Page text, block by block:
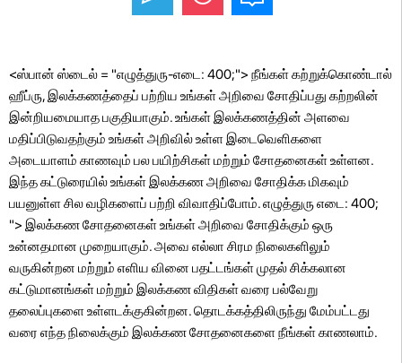
<ஸ்பான் ஸ்டைல் ​​= "எழுத்துரு-எடை: 400;"> நீங்கள் கற்றுக்கொண்டால்
ஹீப்ரு, இலக்கணத்தைப் பற்றிய உங்கள் அறிவை சோதிப்பது கற்றலின்
இன்றியமையாத பகுதியாகும். உங்கள் இலக்கணத்தின் அளவை
மதிப்பிடுவதற்கும் உங்கள் அறிவில் உள்ள இடைவெளிகளை
அடையாளம் காணவும் பல பயிற்சிகள் மற்றும் சோதனைகள் உள்ளன.
இந்த கட்டுரையில் உங்கள் இலக்கண அறிவை சோதிக்க மிகவும்
பயனுள்ள சில வழிகளைப் பற்றி விவாதிப்போம். எழுத்துரு எடை: 400;
"> இலக்கண சோதனைகள் உங்கள் அறிவை சோதிக்கும் ஒரு
உன்னதமான முறையாகும். அவை எல்லா சிரம நிலைகளிலும்
வருகின்றன மற்றும் எளிய வினை பதட்டங்கள் முதல் சிக்கலான
கட்டுமானங்கள் மற்றும் இலக்கண விதிகள் வரை பல்வேறு
தலைப்புகளை உள்ளடக்குகின்றன. தொடக்கத்திலிருந்து மேம்பட்டது
வரை எந்த நிலைக்கும் இலக்கண சோதனைகளை நீங்கள் காணலாம்.